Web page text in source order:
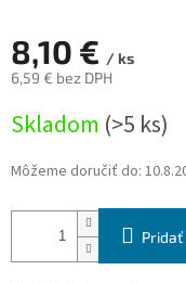
8,10 € / ks
6,59 € bez DPH
cena:
Skladom (>5 ks)
Môžeme doručiť do:
Pridať